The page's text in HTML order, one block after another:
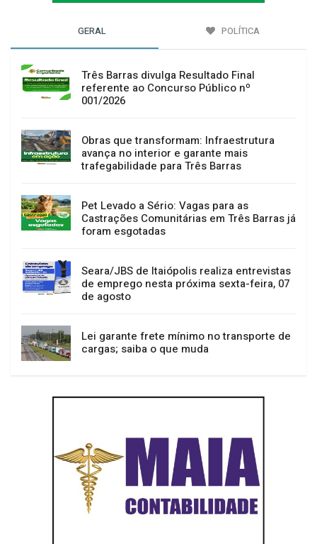
GERAL POLÍTICA
Três Barras divulga Resultado Final
referente ao Concurso Público nº
001/2026
Obras que transformam: Infraestrutura
avança no interior e garante mais
trafegabilidade para Três Barras
Pet Levado a Sério: Vagas para as
Castrações Comunitárias em Três Barras já
foram esgotadas
Seara/JBS de Itaiópolis realiza entrevistas
de emprego nesta próxima sexta-feira, 07
de agosto
Lei garante frete mínimo no transporte de
cargas; saiba o que muda